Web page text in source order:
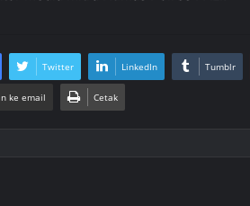
Twitter LinkedIn Tumblr
ke email Cetak